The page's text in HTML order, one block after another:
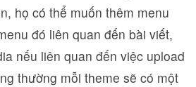
họ có thể muốn thêm menu
đó liên quan đến bài viết,
nếu liên quan đến việc upload
thường mỗi theme sẽ có một